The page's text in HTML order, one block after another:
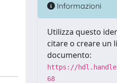
Informazioni
Utilizza questo
citare o creare un
documento:
https://
68